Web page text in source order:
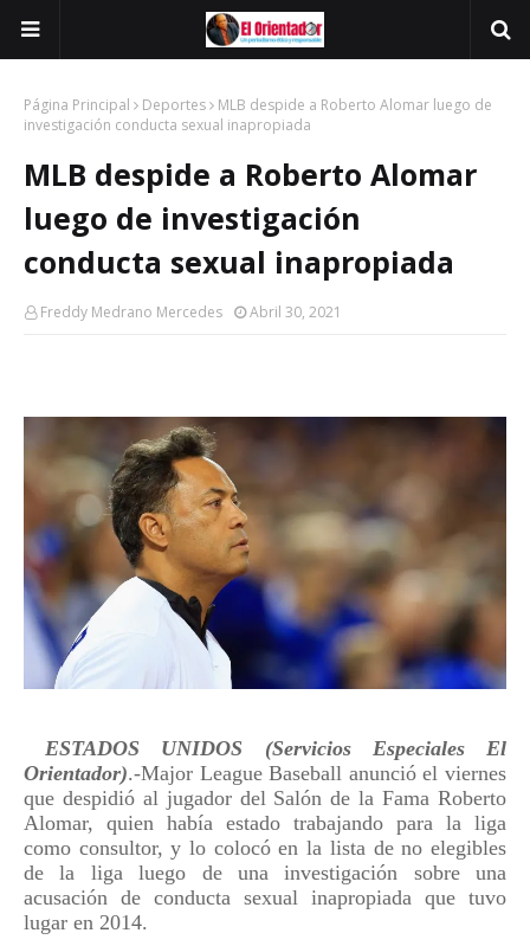
Página Principal Deportes
MLB despide a Roberto Alomar luego de
investigación conducta sexual inapropiada
MLB despide a Roberto Alomar
luego de investigación
conducta sexual inapropiada
Freddy Medrano Mercedes Abril 30, 2021
ESTADOS UNIDOS (Servicios Especiales El
Orientador).-Major League Baseball anunció el viernes
que despidió al jugador del Salón de la Fama Roberto
Alomar, quien había estado trabajando para la liga
como consultor, y lo colocó en la lista de no elegibles
de la liga luego de una investigación sobre una
acusación de conducta sexual inapropiada que tuvo
lugar en 2014.